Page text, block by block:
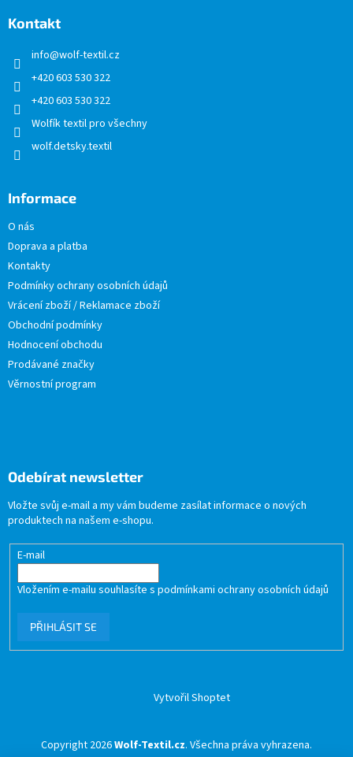
Kontakt
info@wolf-textil.cz
+420 603 530 322
+420 603 530 322
Wolfík textil pro všechny
wolf.detsky.textil
Informace
O nás
Doprava a platba
Kontakty
Podmínky ochrany osobních údajů
Vrácení zboží / Reklamace zboží
Obchodní podmínky
Hodnocení obchodu
Prodávané značky
Věrnostní program
Odebírat newsletter
Vložte svůj e-mail a my vám budeme zasílat informace o nových
produktech na našem e-shopu.
E-mail
Vložením e-mailu souhlasíte s podmínkami ochrany osobních údajů
PŘIHLÁSIT SE
Vytvořil Shoptet
Copyright 2026Wolf-Textil.cz. Všechna práva vyhrazena.